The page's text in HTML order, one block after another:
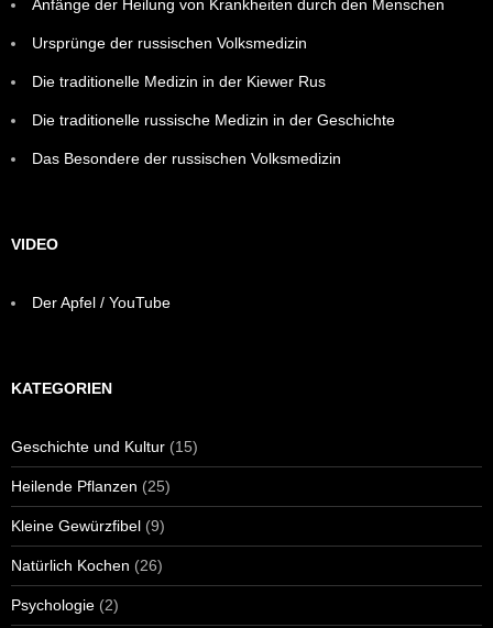
Anfänge der Heilung von Krankheiten durch den Menschen
Ursprünge der russischen Volksmedizin
Die traditionelle Medizin in der Kiewer Rus
Die traditionelle russische Medizin in der Geschichte
Das Besondere der russischen Volksmedizin
VIDEO
Der Apfel / YouTube
KATEGORIEN
Geschichte und Kultur (15)
Heilende Pflanzen (25)
Kleine Gewürzfibel (9)
Natürlich Kochen (26)
Psychologie (2)